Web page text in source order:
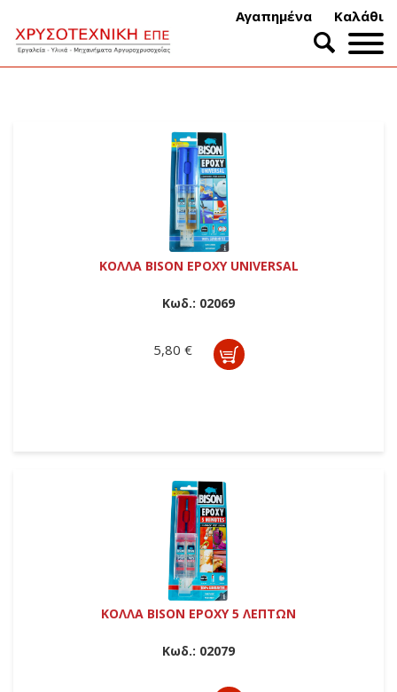
Αγαπημένα Καλάθι
ΚΟΛΛΑ BISON EPOXY UNIVERSAL
Κωδ.: 02069
5,80 €
ΚΟΛΛΑ BISON EPOXY 5 ΛΕΠΤΩΝ
Κωδ.: 02079